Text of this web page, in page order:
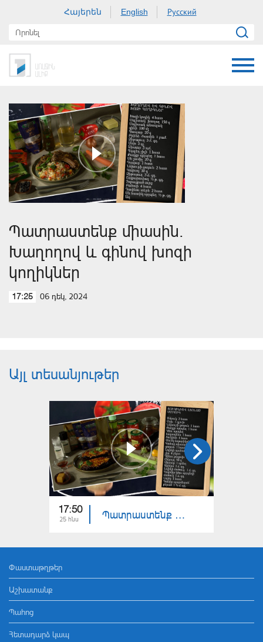
Հայերեն English Русский
Պատրաստենք միասին.
Խաղողով և գինով խոզի
կողիկներ
17:25 06 դեկ, 2024
Այլ տեսանյութեր
17:50
25 հնս Պատրաստենք միասին. ցուկինիով լցոնած սմբուկ
Փաստաթղթեր
Աշխատանք
Պահոց
Հետադարձ կապ